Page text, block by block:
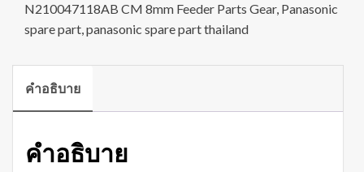
N210047118AB CM 8mm Feeder Parts Gear, Panasonic
spare part,panasonic spare part thailand
คำอธิบาย
คำอธิบาย